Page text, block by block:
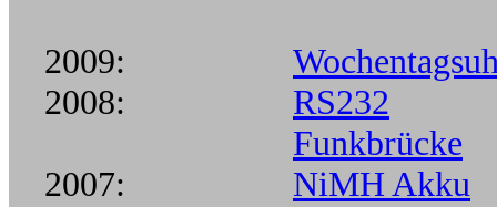
2009:
2008:
RS232
Funkbrücke
2007:
NiMH Akku